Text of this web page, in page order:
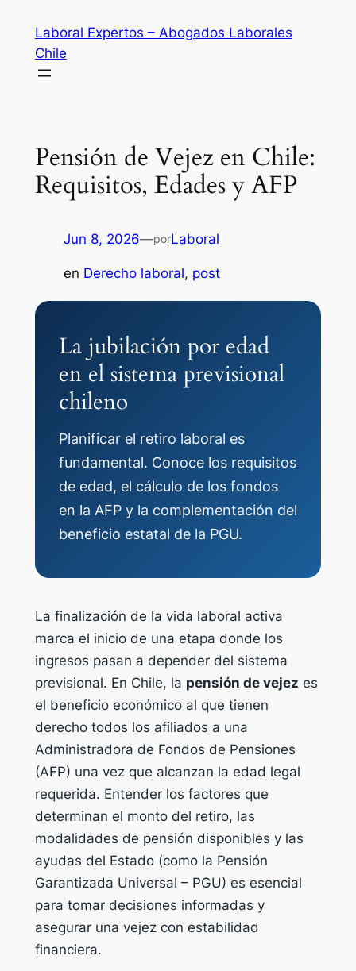
contenido
Laboral Expertos – Abogados Laborales
Chile
Pensión de Vejez en Chile:
Requisitos, Edades y AFP
Jun 8, 2026—porLaboral
en Derecho laboral, post
La jubilación por edad
en el sistema previsional
chileno
Planificar el retiro laboral es
fundamental. Conoce los requisitos
de edad, el cálculo de los fondos
en la AFP y la complementación del
beneficio estatal de la PGU.
La finalización de la vida laboral activa
marca el inicio de una etapa donde los
ingresos pasan a depender del sistema
previsional. En Chile, la pensión de vejez es
el beneficio económico al que tienen
derecho todos los afiliados a una
Administradora de Fondos de Pensiones
(AFP) una vez que alcanzan la edad legal
requerida. Entender los factores que
determinan el monto del retiro, las
modalidades de pensión disponibles y las
ayudas del Estado (como la Pensión
Garantizada Universal – PGU) es esencial
para tomar decisiones informadas y
asegurar una vejez con estabilidad
financiera.